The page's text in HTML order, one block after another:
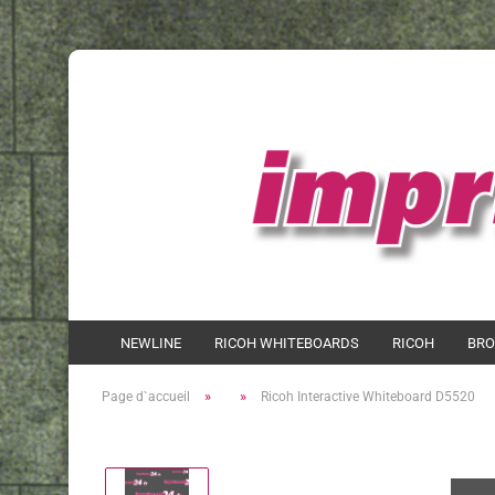
NEWLINE RICOH WHITEBOARDS RICOH
Page d`accueil » » Ricoh Interactive Whiteboard D5520